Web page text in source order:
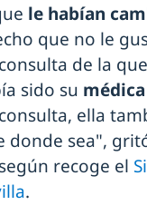
le habían
que no le
de la
sido su
ella
donde sea",
recoge el
.